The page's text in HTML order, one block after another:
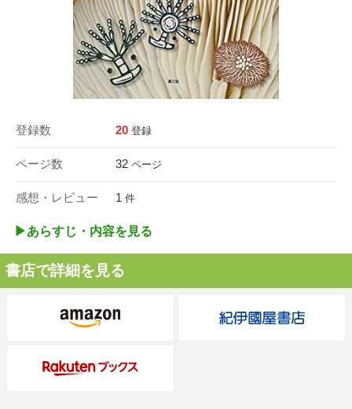
登録数 20 登録
ページ数 32 ページ
感想・レビュー 1 件
▶︎あらすじ・内容を見る
書店で詳細を見る